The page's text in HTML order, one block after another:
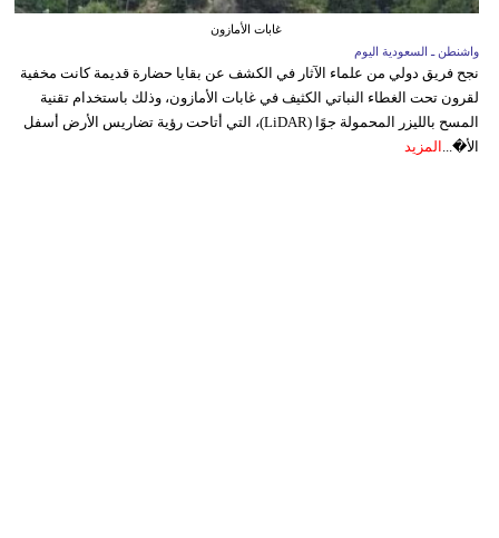
غابات الأمازون
واشنطن ـ السعودية اليوم
نجح فريق دولي من علماء الآثار في الكشف عن بقايا حضارة قديمة كانت مخفية
لقرون تحت الغطاء النباتي الكثيف في غابات الأمازون، وذلك باستخدام تقنية
المسح بالليزر المحمولة جوًا (LiDAR)، التي أتاحت رؤية تضاريس الأرض أسفل
الأ�... المزيد